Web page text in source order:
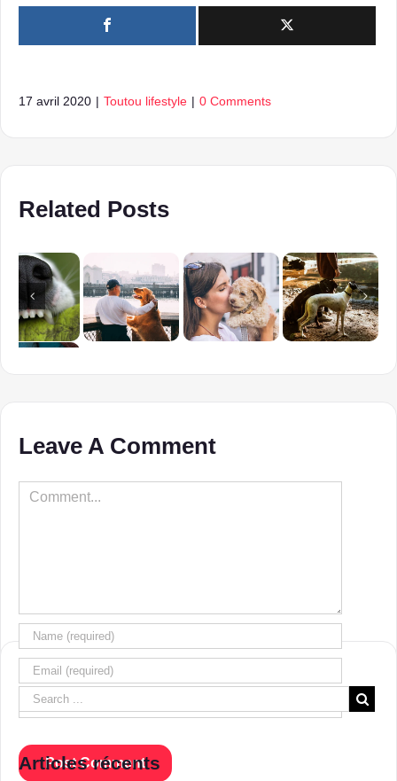
17 avril 2020 | Toutou lifestyle | 0 Comments
Related Posts
Leave A Comment
Comment
Articles récents